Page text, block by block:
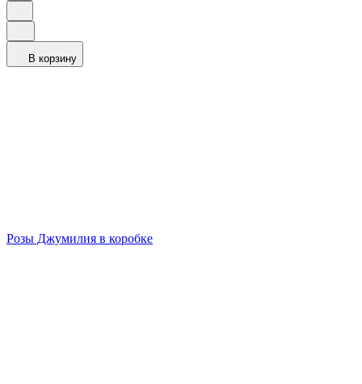
В корзину
Розы Джумилия в коробке